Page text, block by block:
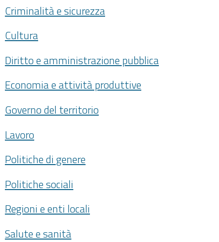
Criminalità e sicurezza
Cultura
Diritto e amministrazione pubblica
Economia e attività produttive
Governo del territorio
Lavoro
Politiche di genere
Politiche sociali
Regioni e enti locali
Salute e sanità